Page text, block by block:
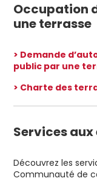
Occupation
une terrasse
> Demande
public par une
> Charte des
Services
Découvrez les
Communauté de